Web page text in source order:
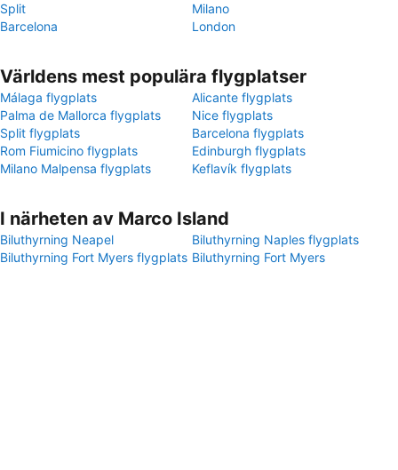
Split
Milano
Barcelona
London
Världens mest populära flygplatser
Málaga flygplats
Alicante flygplats
Palma de Mallorca flygplats
Nice flygplats
Split flygplats
Barcelona flygplats
Rom Fiumicino flygplats
Edinburgh flygplats
Milano Malpensa flygplats
Keflavík flygplats
I närheten av Marco Island
Biluthyrning Neapel
Biluthyrning Naples flygplats
Biluthyrning Fort Myers flygplats Biluthyrning Fort Myers